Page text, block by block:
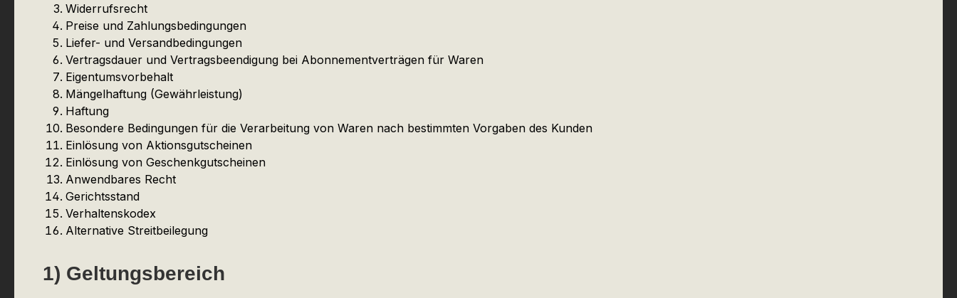
Widerrufsrecht
Preise und Zahlungsbedingungen
Liefer- und Versandbedingungen
Vertragsdauer und Vertragsbeendigung bei Abonnementverträgen für Waren
Eigentumsvorbehalt
Mängelhaftung (Gewährleistung)
Haftung
Besondere Bedingungen für die Verarbeitung von Waren nach bestimmten Vorgaben des Kunden
Einlösung von Aktionsgutscheinen
Einlösung von Geschenkgutscheinen
Anwendbares Recht
Gerichtsstand
Verhaltenskodex
Alternative Streitbeilegung
1) Geltungsbereich